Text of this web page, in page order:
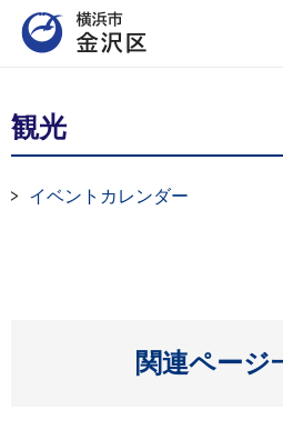
観光
イベントカレンダー
関連ページ
開